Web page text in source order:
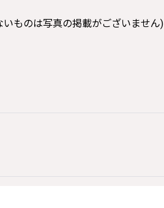
ものは写真の掲載がございません)